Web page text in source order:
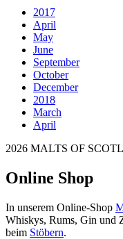
2017
April
May
June
September
October
December
2018
March
April
2026 MALTS OF
Online Shop
In unserem Online-Shop
Whiskys, Rums, Gin und
beim Stöbern.